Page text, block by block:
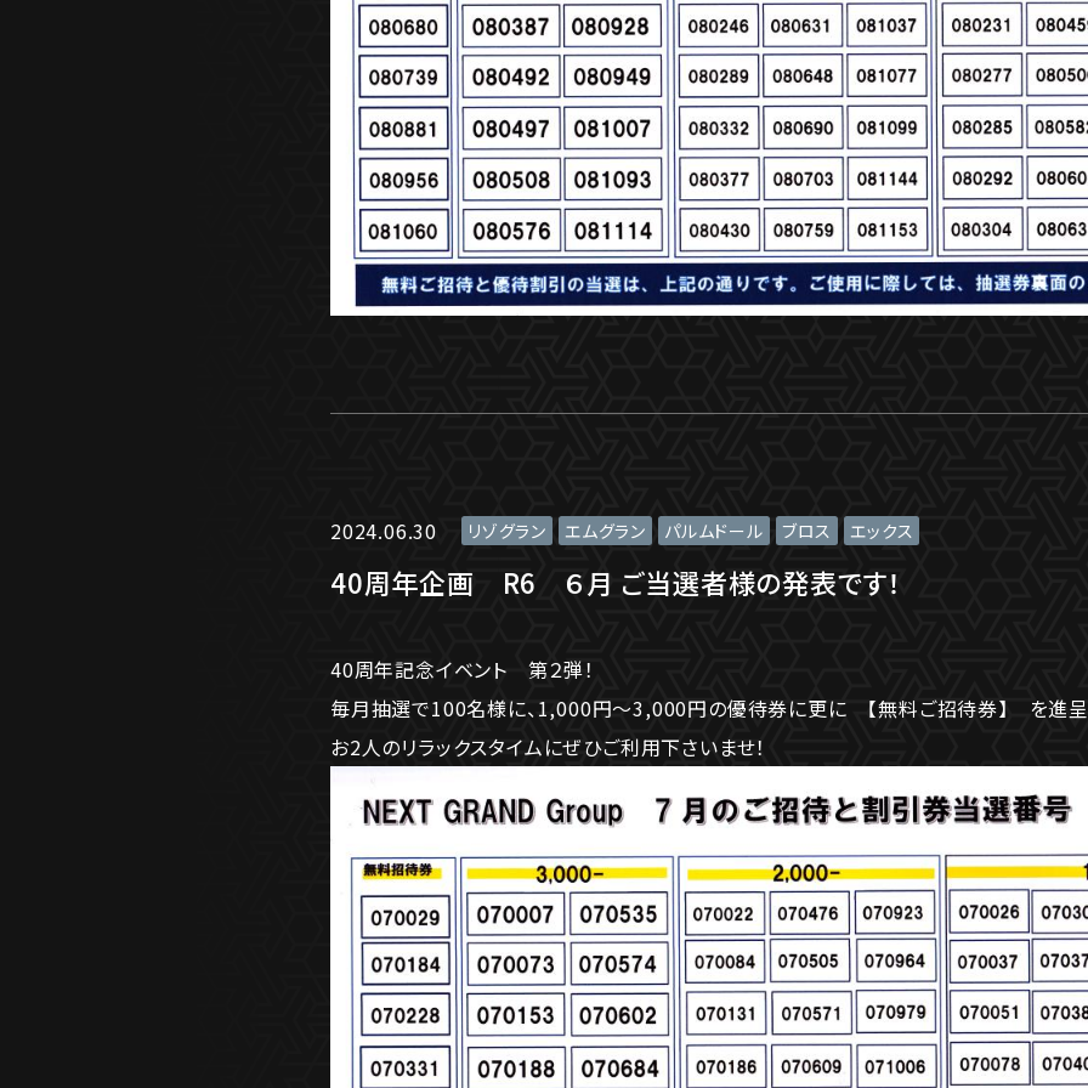
2024.06.30 リゾグラン エムグラン パルムドール ブロス エックス
40周年企画 R6 ６月 ご当選者様の発表です！
40周年記念イベント 第２弾！
毎月抽選で100名様に、1,000円～3,000円の優待券に更に 【無料ご招待券】 を進呈
お2人のリラックスタイムにぜひご利用下さいませ！